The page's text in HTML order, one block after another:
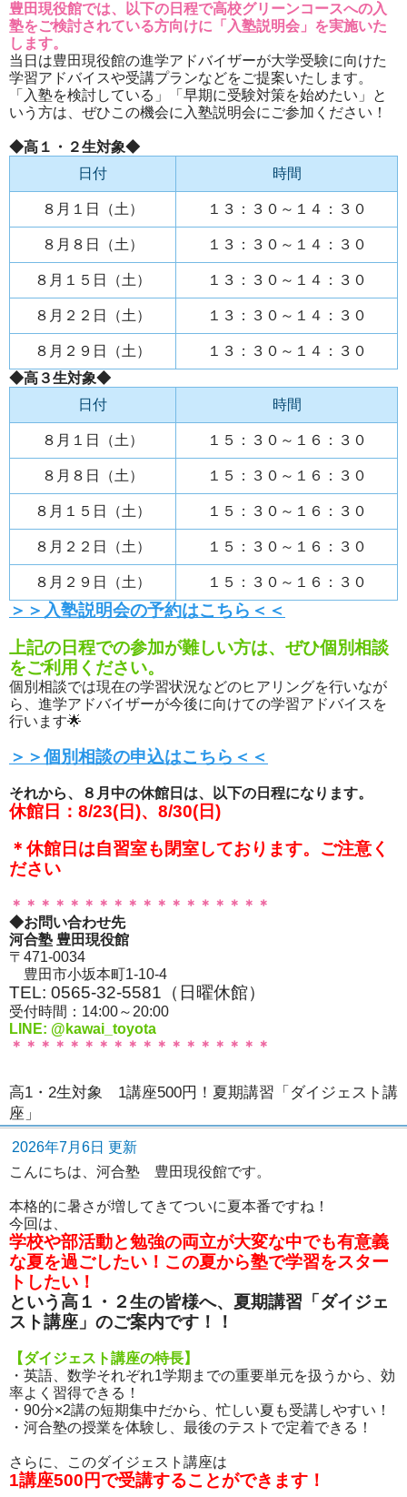
豊田現役館では、以下の日程で高校グリーンコースへの入
塾をご検討されている方向けに「入塾説明会」を実施いた
します。
当日は豊田現役館の進学アドバイザーが大学受験に向けた
学習アドバイスや受講プランなどをご提案いたします。
「入塾を検討している」「早期に受験対策を始めたい」と
いう方は、ぜひこの機会に入塾説明会にご参加ください！
◆高１・２生対象◆
日付
時間
８月１日（土） １３：３０～１４：３０
８月８日（土） １３：３０～１４：３０
８月１５日（土） １３：３０～１４：３０
８月２２日（土） １３：３０～１４：３０
８月２９日（土）
１３：３０～１４：３０
◆高３生対象◆
日付
時間
８月１日（土） １５：３０～１６：３０
８月８日（土） １５：３０～１６：３０
８月１５日（土） １５：３０～１６：３０
８月２２日（土） １５：３０～１６：３０
８月２９日（土） １５：３０～１６：３０
＞＞入塾説明会の予約はこちら＜＜
上記の日程での参加が難しい方は、ぜひ個別相談
をご利用ください。
個別相談では現在の学習状況などのヒアリングを行いなが
ら、進学アドバイザーが今後に向けての学習アドバイスを
行います🌟
＞＞個別相談の申込はこちら＜＜
それから、８月中の休館日は、以下の日程になります。
休館日：8/23(日)、8/30(日)
＊休館日は自習室も閉室しております。ご注意く
ださい
＊＊＊＊＊＊＊＊＊＊＊＊＊＊＊＊＊＊
◆お問い合わせ先
河合塾 豊田現役館
〒471-0034
豊田市小坂本町1-10-4
TEL: 0565-32-5581（日曜休館）
受付時間：14:00～20:00
LINE: @kawai_toyota
＊＊＊＊＊＊＊＊＊＊＊＊＊＊＊＊＊＊
高1・2生対象 1講座500円！夏期講習「ダイジェスト講
座」
2026年7月6日 更新
こんにちは、河合塾 豊田現役館です。
本格的に暑さが増してきてついに夏本番ですね！
今回は、
学校や部活動と勉強の両立が大変な中でも有意義
な夏を過ごしたい！この夏から塾で学習をスター
トしたい！
という高１・２生の皆様へ、夏期講習「ダイジェ
スト講座」のご案内です！！
【ダイジェスト講座の特長】
・英語、数学それぞれ1学期までの重要単元を扱うから、効
率よく習得できる！
・90分×2講の短期集中だから、忙しい夏も受講しやすい！
・河合塾の授業を体験し、最後のテストで定着できる！
さらに、このダイジェスト講座は
1講座500円で受講することができます！